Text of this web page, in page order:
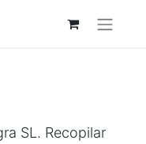
SL. Recopilar